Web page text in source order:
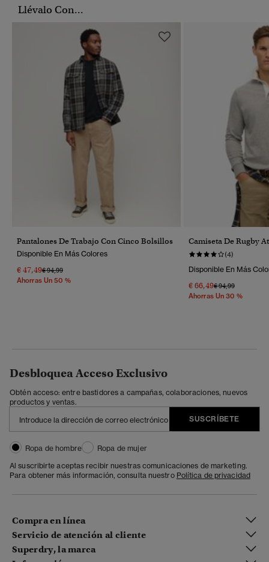
Llévalo Con...
Pantalones De Trabajo Con Cinco Bolsillos
Disponible En Más Colores
€ 47,49Precio Rebajado De
€ 94,99A
Ahorras Un 50 %
Camiseta De Rugby
(4)
Disponible En Más
€ 66,49Precio Rebajado
€ 94,99A
Ahorras Un 30 %
Desbloquea Acceso Exclusivo
Obtén acceso: entre bastidores a campañas, colaboraciones, nuevos
productos y ventas.
SUSCRÍBETE
Ropa de hombre
Ropa de mujer
Al suscribirte aceptas recibir nuestras comunicaciones de marketing.
Para obtener más información, consulta nuestro Política de privacidad
Compra en línea
Servicio de atención al cliente
Superdry, la marca